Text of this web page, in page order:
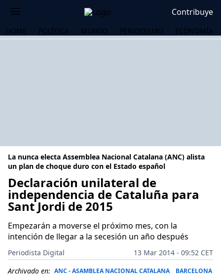
Contribuye
HOME POLÍTICA MUNDO PERIODISMO ECONOMÍA
La nunca electa Assemblea Nacional Catalana (ANC) alista
un plan de choque duro con el Estado español
Declaración unilateral de
independencia de Cataluña para
Sant Jordi de 2015
Empezarán a moverse el próximo mes, con la
intención de llegar a la secesión un año después
Periodista Digital
13 Mar 2014 - 09:52 CET
Archivado en: ANC - ASAMBLEA NACIONAL CATALANA BARCELONA